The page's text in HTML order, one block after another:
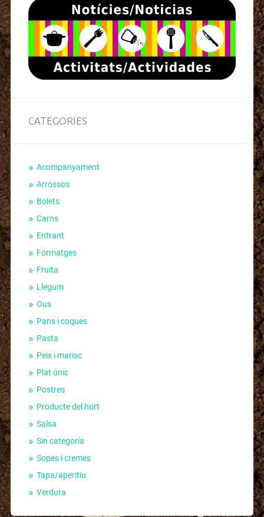
CATEGORIES
Acompanyament
Arrossos
Bolets
Carns
Entrant
Formatges
Fruita
Llegum
Ous
Pans i coques
Pasta
Peix i marisc
Plat únic
Postres
Producte del hort
Salsa
Sin categoría
Sopes i cremes
Tapa/aperitiu
Verdura